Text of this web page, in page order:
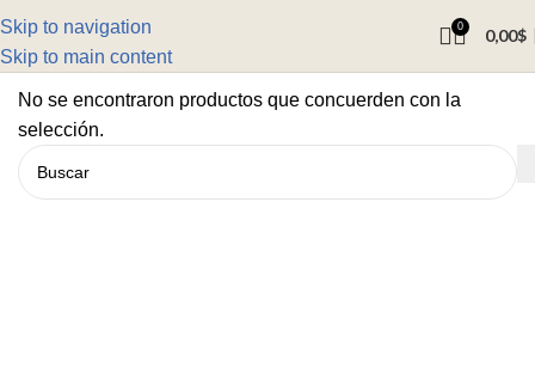
Skip to navigation
Skip to main content
0 0,00$
No se encontraron productos que concuerden con la
selección.